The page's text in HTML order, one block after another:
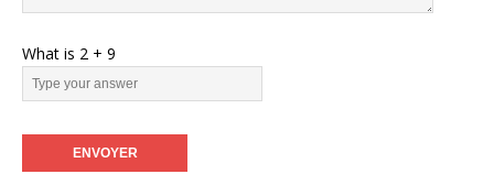
Veuillez laisser ce champ vide.
What is 2 + 9